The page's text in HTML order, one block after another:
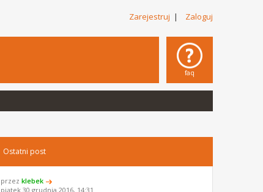
Zarejestruj | Zaloguj
faq
Ostatni post
przezklebek
piątek 30 grudnia 2016, 14:31